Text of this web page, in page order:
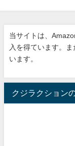
当サイトは、
入を得ています。
います。
クジラクション